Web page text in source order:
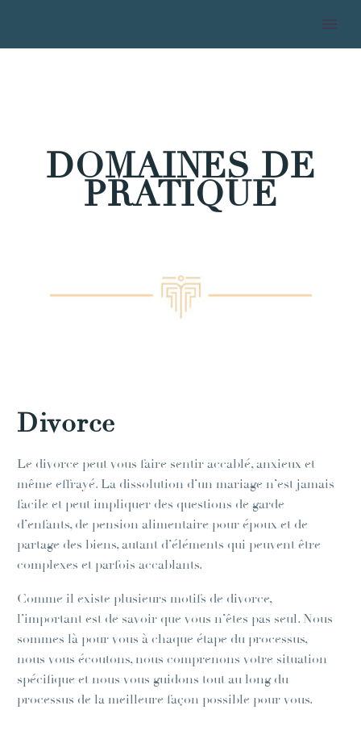
DOMAINES DE
PRATIQUE
Divorce
Le divorce peut vous faire sentir accablé, anxieux et
même effrayé. La dissolution d’un mariage n’est jamais
facile et peut impliquer des questions de garde
d’enfants, de pension alimentaire pour époux et de
partage des biens, autant d’éléments qui peuvent être
complexes et parfois accablants.
Comme il existe plusieurs motifs de divorce,
l’important est de savoir que vous n’êtes pas seul. Nous
sommes là pour vous à chaque étape du processus,
nous vous écoutons, nous comprenons votre situation
spécifique et nous vous guidons tout au long du
processus de la meilleure façon possible pour vous.